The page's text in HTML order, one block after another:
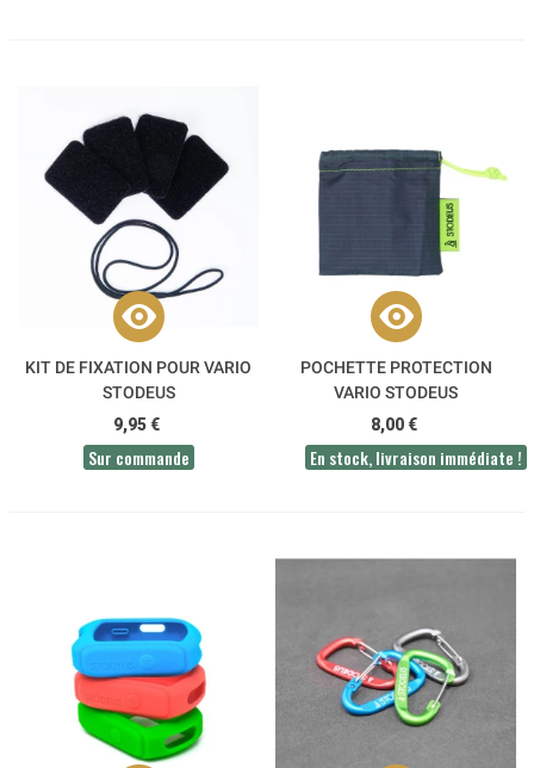
KIT DE FIXATION POUR VARIO
STODEUS
9,95 €
Sur commande
POCHETTE PROTECTION
VARIO STODEUS
8,00 €
En stock, livraison immédiate !